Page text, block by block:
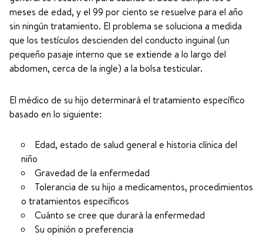
meses de edad, y el 99 por ciento se resuelve para el año
sin ningún tratamiento. El problema se soluciona a medida
que los testículos descienden del conducto inguinal (un
pequeño pasaje interno que se extiende a lo largo del
abdomen, cerca de la ingle) a la bolsa testicular.
El médico de su hijo determinará el tratamiento específico
basado en lo siguiente:
Edad, estado de salud general e historia clínica del
niño
Gravedad de la enfermedad
Tolerancia de su hijo a medicamentos, procedimientos
o tratamientos específicos
Cuánto se cree que durará la enfermedad
Su opinión o preferencia